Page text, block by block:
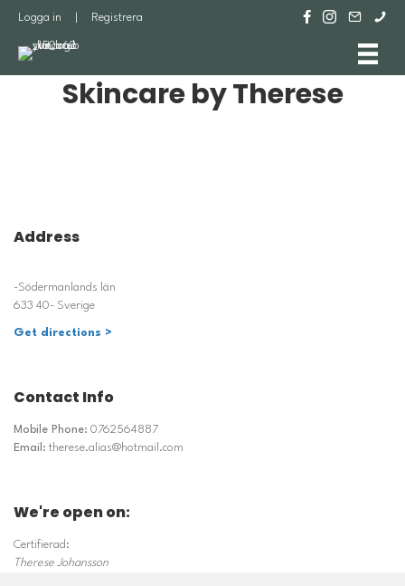
Logga in Registrera
Skincare by Therese
Address
-Södermanlands län
633 40- Sverige
Get directions >
Contact Info
Mobile Phone: 0762564887
Email: therese.alias@hotmail.com
We're open on:
Certifierad:
Therese Johansson